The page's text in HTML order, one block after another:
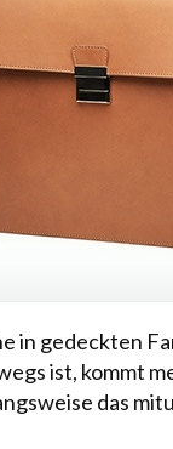
in gedeckten
ist, kommt
das